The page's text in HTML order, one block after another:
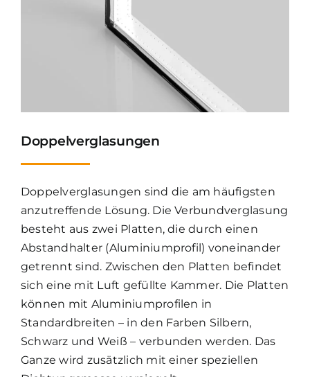
Doppelverglasungen
Doppelverglasungen sind die am häufigsten
anzutreffende Lösung. Die Verbundverglasung
besteht aus zwei Platten, die durch einen
Abstandhalter (Aluminiumprofil) voneinander
getrennt sind. Zwischen den Platten befindet
sich eine mit Luft gefüllte Kammer. Die Platten
können mit Aluminiumprofilen in
Standardbreiten – in den Farben Silbern,
Schwarz und Weiß – verbunden werden. Das
Ganze wird zusätzlich mit einer speziellen